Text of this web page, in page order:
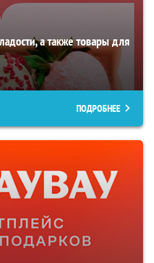
а также товары для
ПОДРОБНЕЕ